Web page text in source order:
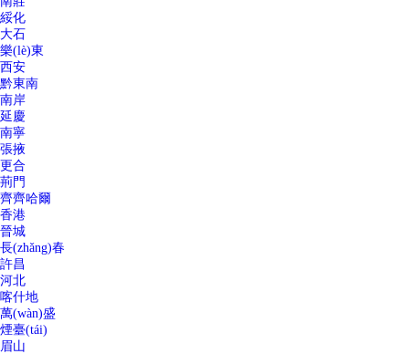
綏化
大石
樂(lè)東
西安
黔東南
南岸
延慶
南寧
張掖
更合
荊門
齊齊哈爾
香港
晉城
長(zhǎng)春
許昌
河北
喀什地
萬(wàn)盛
煙臺(tái)
眉山